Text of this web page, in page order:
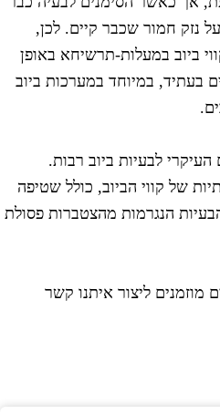
נזק חמור שכבר קיים. לכן,
ביוב במעלות-תרשיחא באופן
בעתיד, במיוחד במערכות ביוב
לבעיות ביוב רבות.
של קווי הביוב, כולל שטיפה
הנגרמות מהצטברות פסולת
מוזמנים ליצור איתנו קשר